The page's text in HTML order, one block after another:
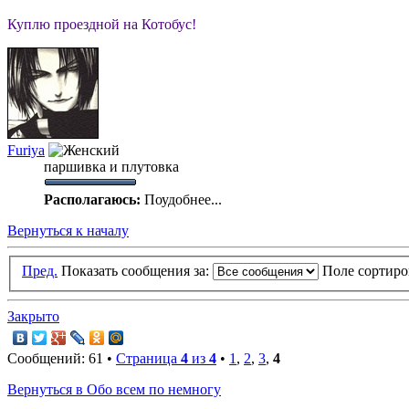
Куплю проездной на Котобус!
Furiya
паршивка и плутовка
Располагаюсь: Поудобнее...
Вернуться к началу
Пред. Показать сообщения за: Поле
Закрыто
Сообщений: 61 • Страница 4 из 4 • 1 , 2, 3, 4
Вернуться в Обо всем по немногу